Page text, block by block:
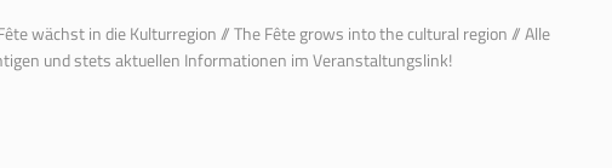
wächst in die Kulturregion // The Fête grows into the cultural region // Alle
und stets aktuellen Informationen im Veranstaltungslink!